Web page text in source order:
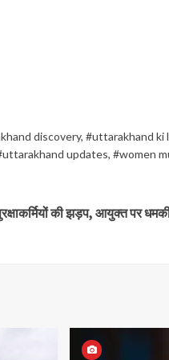
discovery, #uttarakhand ki
updates, #women
की झड़प, आयुक्त पर